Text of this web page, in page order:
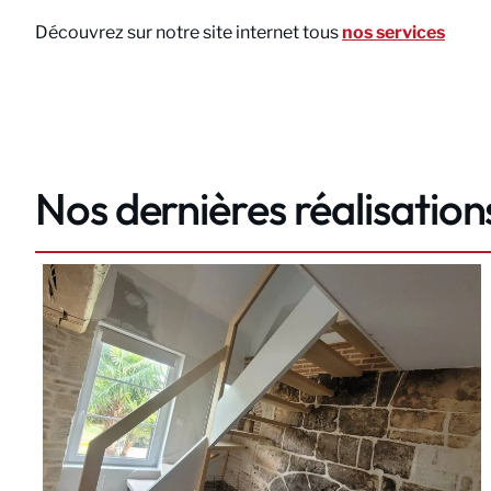
Découvrez sur notre site internet tousnos services
Nos dernières